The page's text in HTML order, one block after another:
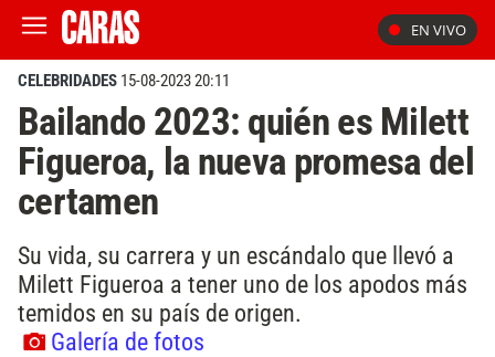
EN VIVO
CELEBRIDADES 15-08-2023 20:11
Bailando 2023: quién es Milett
Figueroa, la nueva promesa del
certamen
Su vida, su carrera y un escándalo que llevó a
Milett Figueroa a tener uno de los apodos más
temidos en su país de origen.
Galería de fotos